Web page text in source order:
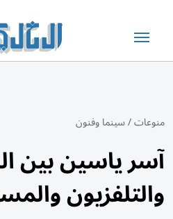
منوعات/سينما وفنون
آسر ياسين بين
والتلفزيون